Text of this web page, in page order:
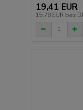
19,41 EUR
15,78 EUR bez